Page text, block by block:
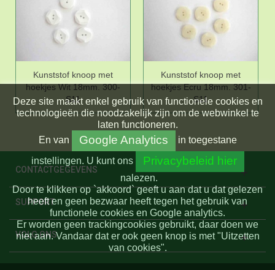
Kunststof knoop met
hoekjes Wit 18mm. 300-
S11
Kunststof knoop met
hoekjes Ecru 18mm. 301-
S11
CONTACTGEGEVENS
SUPPORT
VOLG ONS
Deze site maakt enkel gebruik van functionele cookies en
technologieën die noodzakelijk zijn om de webwinkel te
laten functioneren.
En van Google Analytics
in toegestane
instellingen. U kunt ons Privacybeleid hier
nalezen.
Door te klikken op `akkoord` geeft u aan dat u dat gelezen
heeft en geen bezwaar heeft tegen het gebruik van
functionele cookies en Google analytics.
Er worden geen trackingcookies gebruikt, daar doen we
niet aan. Vandaar dat er ook geen knop is met "Uitzetten
van cookies".